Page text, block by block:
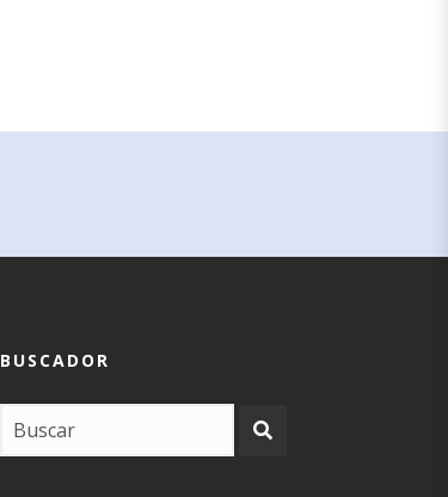
BUSCADOR